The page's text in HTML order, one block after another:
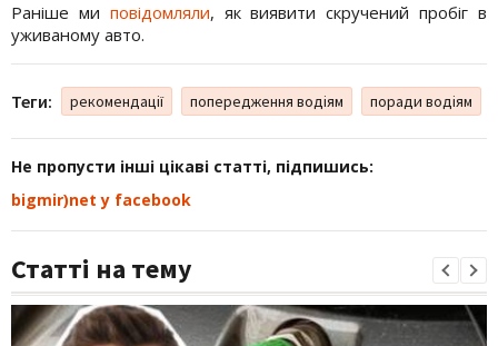
Раніше ми повідомляли, як виявити скручений пробіг в
уживаному авто.
Теги: рекомендації попередження водіям поради водіям
Не пропусти інші цікаві статті, підпишись:
bigmir)net у facebook
Статті на тему